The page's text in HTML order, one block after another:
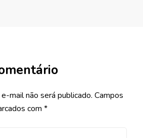
mail não será publicado. Campos
com *